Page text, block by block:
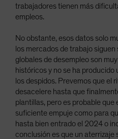
trabajadores tienen más
empleos.
No obstante, esos datos solo
los mercados de trabajo
globales de desempleo son
históricos y no se ha
los despidos. Prevemos que el
desacelere hasta que
plantillas, pero es probable
suficiente empuje como para
hasta bien entrado el 2024 o
conclusión es que un